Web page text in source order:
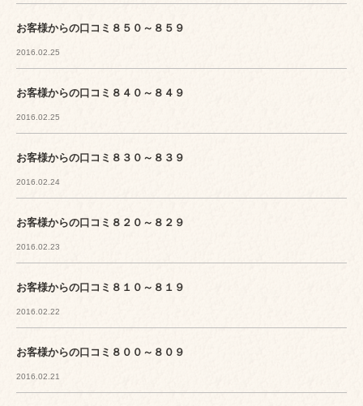
お客様からの口コミ８５０～８５９
2016.02.25
お客様からの口コミ８４０～８４９
2016.02.25
お客様からの口コミ８３０～８３９
2016.02.24
お客様からの口コミ８２０～８２９
2016.02.23
お客様からの口コミ８１０～８１９
2016.02.22
お客様からの口コミ８００～８０９
2016.02.21